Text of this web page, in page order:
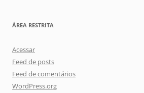
ÁREA RESTRITA
Acessar
Feed de posts
Feed de comentários
WordPress.org